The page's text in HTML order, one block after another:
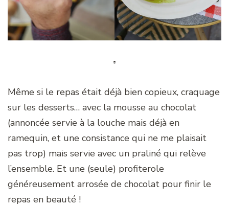
Même si le repas était déjà bien copieux, craquage
sur les desserts… avec la mousse au chocolat
(annoncée servie à la louche mais déjà en
ramequin, et une consistance qui ne me plaisait
pas trop) mais servie avec un praliné qui relève
l’ensemble. Et une (seule) profiterole
généreusement arrosée de chocolat pour finir le
repas en beauté !